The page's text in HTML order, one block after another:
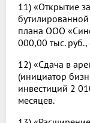
11) «Открытие
плана ООО
000,00 тыс.
12) «Сдача в
(инициатор
инвестиций 2
месяцев.